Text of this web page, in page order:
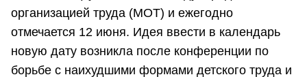
организацией труда (МОТ) и ежегодно
отмечается 12 июня. Идея ввести в календарь
новую дату возникла после конференции по
борьбе с наихудшими формами детского труда и